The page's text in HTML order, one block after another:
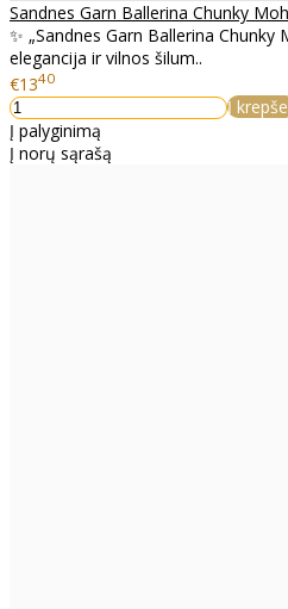
Sandnes Garn Ballerina Chunky
✨ „Sandnes Garn Ballerina
elegancija ir vilnos šilum..
€1340
Į
Į palyginimą
Į norų sąrašą